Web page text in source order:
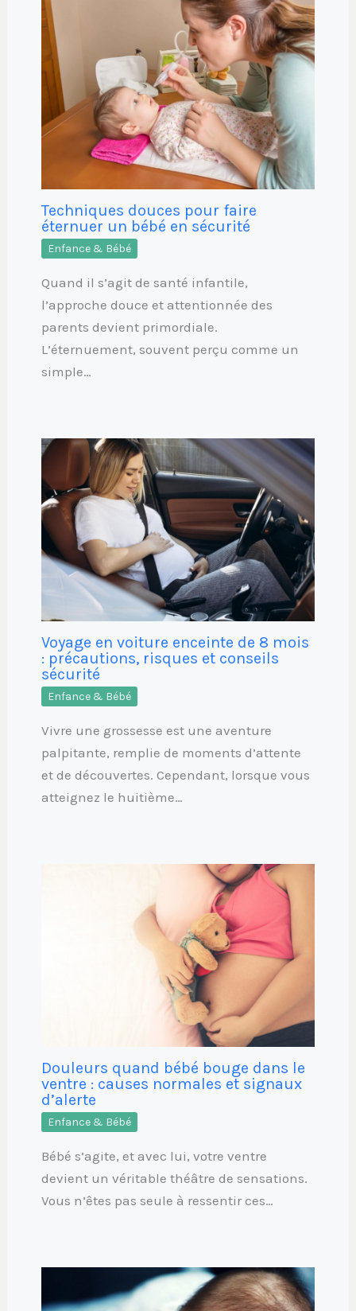
Techniques douces pour faire
éternuer un bébé en sécurité
Enfance & Bébé
Quand il s’agit de santé infantile,
l’approche douce et attentionnée des
parents devient primordiale.
L’éternuement, souvent perçu comme un
simple…
Voyage en voiture enceinte de 8 mois
: précautions, risques et conseils
sécurité
Enfance & Bébé
Vivre une grossesse est une aventure
palpitante, remplie de moments d’attente
et de découvertes. Cependant, lorsque vous
atteignez le huitième…
Douleurs quand bébé bouge dans le
ventre : causes normales et signaux
d’alerte
Enfance & Bébé
Bébé s’agite, et avec lui, votre ventre
devient un véritable théâtre de sensations.
Vous n’êtes pas seule à ressentir ces…